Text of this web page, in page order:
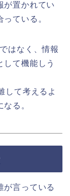
が置かれてい
ている。
はなく、情報
て機能しう
して考えるよ
る。
が言っている